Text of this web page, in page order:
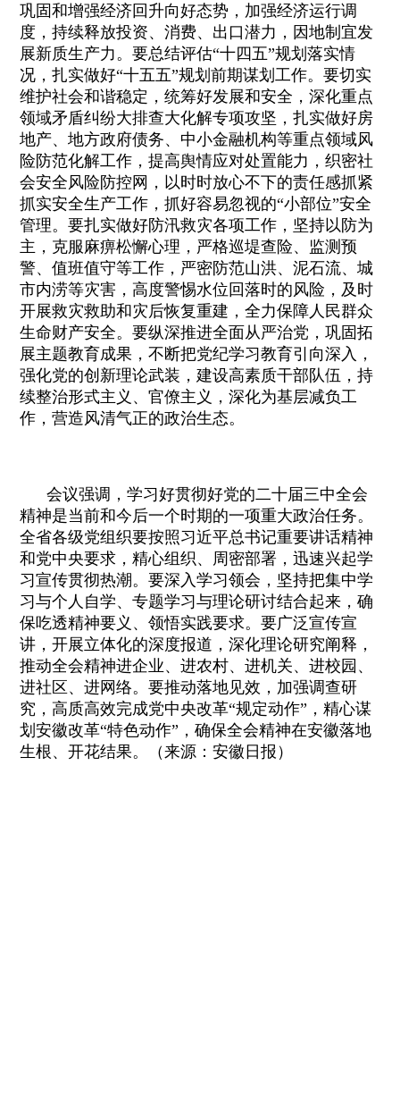
巩固和增强经济回升向好态势，加强经济运行调
度，持续释放投资、消费、出口潜力，因地制宜发
展新质生产力。要总结评估“十四五”规划落实情
况，扎实做好“十五五”规划前期谋划工作。要切实
维护社会和谐稳定，统筹好发展和安全，深化重点
领域矛盾纠纷大排查大化解专项攻坚，扎实做好房
地产、地方政府债务、中小金融机构等重点领域风
险防范化解工作，提高舆情应对处置能力，织密社
会安全风险防控网，以时时放心不下的责任感抓紧
抓实安全生产工作，抓好容易忽视的“小部位”安全
管理。要扎实做好防汛救灾各项工作，坚持以防为
主，克服麻痹松懈心理，严格巡堤查险、监测预
警、值班值守等工作，严密防范山洪、泥石流、城
市内涝等灾害，高度警惕水位回落时的风险，及时
开展救灾救助和灾后恢复重建，全力保障人民群众
生命财产安全。要纵深推进全面从严治党，巩固拓
展主题教育成果，不断把党纪学习教育引向深入，
强化党的创新理论武装，建设高素质干部队伍，持
续整治形式主义、官僚主义，深化为基层减负工
作，营造风清气正的政治生态。
会议强调，学习好贯彻好党的二十届三中全会
精神是当前和今后一个时期的一项重大政治任务。
全省各级党组织要按照习近平总书记重要讲话精神
和党中央要求，精心组织、周密部署，迅速兴起学
习宣传贯彻热潮。要深入学习领会，坚持把集中学
习与个人自学、专题学习与理论研讨结合起来，确
保吃透精神要义、领悟实践要求。要广泛宣传宣
讲，开展立体化的深度报道，深化理论研究阐释，
推动全会精神进企业、进农村、进机关、进校园、
进社区、进网络。要推动落地见效，加强调查研
究，高质高效完成党中央改革“规定动作”，精心谋
划安徽改革“特色动作”，确保全会精神在安徽落地
生根、开花结果。（来源：安徽日报）